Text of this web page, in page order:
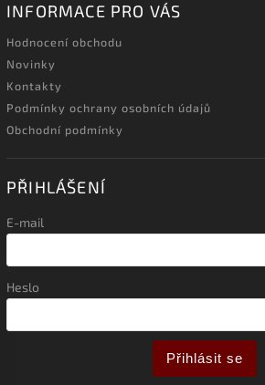
INFORMACE PRO VÁS
Hodnocení obchodu
Novinky
Kontakty
Podmínky ochrany osobních údajů
Obchodní podmínky
PŘIHLÁŠENÍ
E-mail
Heslo
Přihlásit se